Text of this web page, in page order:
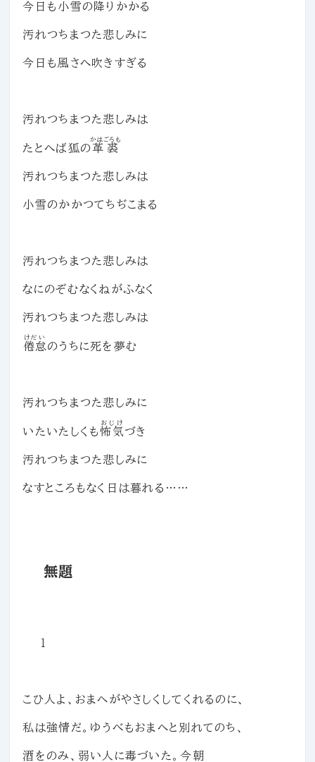
今日も小雪の降りかかる
汚れつちまつた悲しみに
今日も風さへ吹きすぎる
汚れつちまつた悲しみは
たとへば狐の 革裘
かはごろも
汚れつちまつた悲しみは
小雪のかかつてちぢこまる
汚れつちまつた悲しみは
なにのぞむなくねがふなく
汚れつちまつた悲しみは
倦怠
けだい
のうちに死を夢む
汚れつちまつた悲しみに
いたいたしくも怖気
おじけ
づき
汚れつちまつた悲しみに
なすところもなく日は暮れる……
無題
１
こひ人よ、おまへがやさしくしてくれるのに、
私は強情だ。ゆうべもおまへと別れてのち、
酒をのみ、弱い人に毒づいた。今朝